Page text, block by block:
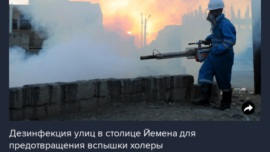
Дезинфекция улиц в столице Йемена для
предотвращения вспышки холеры